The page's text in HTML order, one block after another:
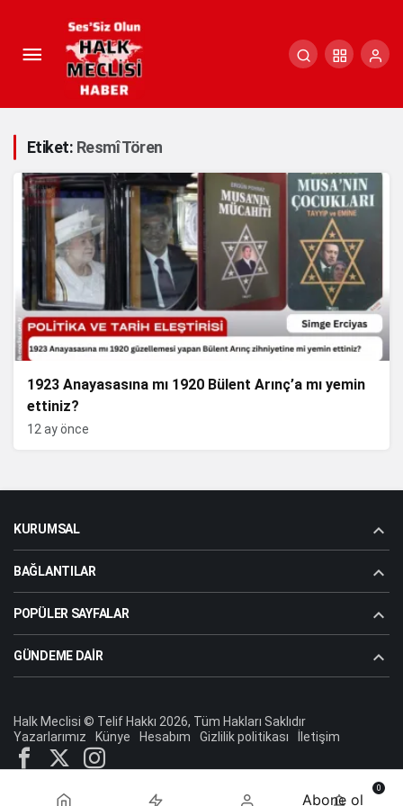
Etiket: Resmî Tören
1923 Anayasasına mı 1920 Bülent Arınç’a mı yemin
ettiniz?
12 ay önce
KURUMSAL
BAĞLANTILAR
POPÜLER SAYFALAR
GÜNDEME DAIR
Halk Meclisi © Telif Hakkı 2026, Tüm Hakları Saklıdır
Yazarlarımız
Künye Hesabım Gizlilik politikası İletişim
0
Abone ol